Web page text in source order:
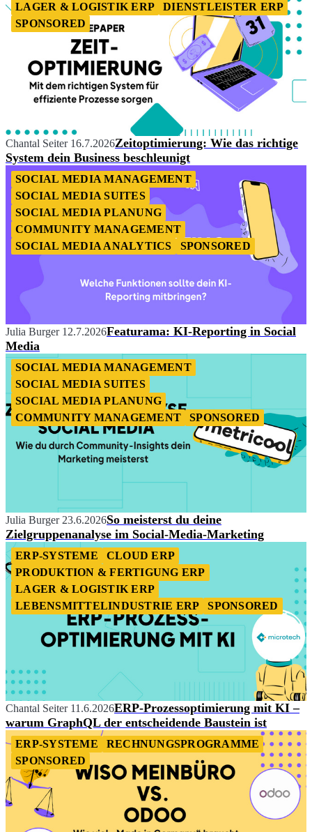
LAGER & LOGISTIK ERP
DIENSTLEISTER ERP
SPONSORED
Chantal Seiter 16.7.2026Zeitoptimierung: Wie das richtige
System dein Business beschleunigt
SOCIAL MEDIA MANAGEMENT
SOCIAL MEDIA SUITES
SOCIAL MEDIA PLANUNG
COMMUNITY MANAGEMENT
SOCIAL MEDIA ANALYTICS
SPONSORED
Julia Burger 12.7.2026Featurama: KI-Reporting in Social
Media
SOCIAL MEDIA MANAGEMENT
SOCIAL MEDIA SUITES
SOCIAL MEDIA PLANUNG
COMMUNITY MANAGEMENT
SPONSORED
Julia Burger 23.6.2026So meisterst du deine
Zielgruppenanalyse im Social-Media-Marketing
ERP-SYSTEME
CLOUD ERP
PRODUKTION & FERTIGUNG ERP
LAGER & LOGISTIK ERP
LEBENSMITTELINDUSTRIE ERP
SPONSORED
Chantal Seiter 11.6.2026ERP-Prozessoptimierung mit KI –
warum GraphQL der entscheidende Baustein ist
ERP-SYSTEME
RECHNUNGSPROGRAMME
SPONSORED